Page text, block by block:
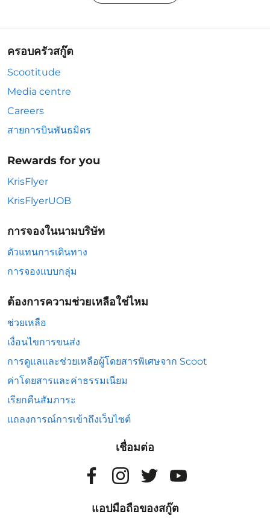
ครอบครัวสกู๊ต
Scootitude
Media centre
Careers
สายการบินพันธมิตร
Rewards for you
KrisFlyer
KrisFlyerUOB
การจองในนามบริษัท
ตัวแทนการเดินทาง
การจองแบบกลุ่ม
ต้องการความช่วยเหลือใช่ไหม
ช่วยเหลือ
เงื่อนไขการขนส่ง
การดูแลและช่วยเหลือผู้โดยสารพิเศษจาก Scoot
ค่าโดยสารและค่าธรรมเนียม
เรียกคืนสัมภาระ
แถลงการณ์การเข้าถึงเว็บไซต์
เชื่อมต่อ
แอปมือถือของสกู๊ต